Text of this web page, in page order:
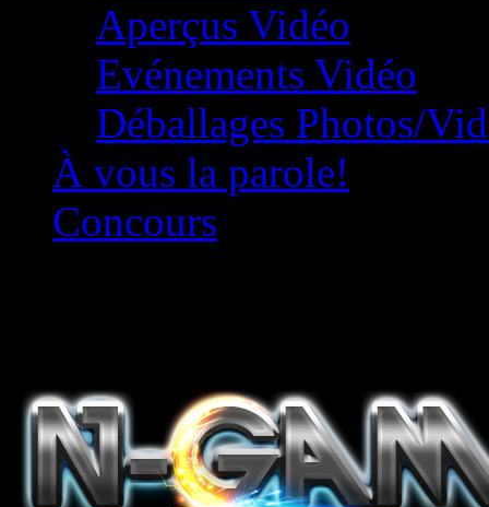
Aperçus Vidéo
Evénements Vidéo
Déballages Photos/
À vous la parole!
Concours